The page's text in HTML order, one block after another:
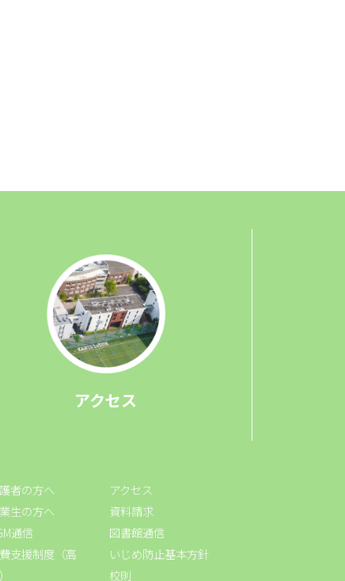
アクセス
者の方へ
生の方へ
通信
支援制度（高
アクセス
資料請求
図書館通信
いじめ防止基本方針
校則